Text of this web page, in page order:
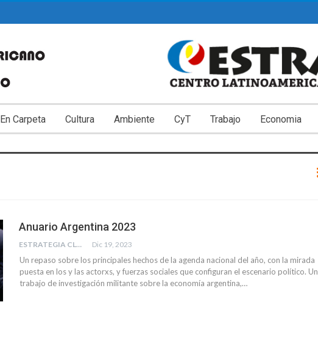
En Carpeta Cultura Ambiente CyT Trabajo Economia
Anuario Argentina 2023
ESTRATEGIA CLAE Dic 19, 2023
Un repaso sobre los principales hechos de la agenda nacional del año, con la mirada
puesta en los y las actorxs, y fuerzas sociales que configuran el escenario político. Un
trabajo de investigación militante sobre la economía argentina,…